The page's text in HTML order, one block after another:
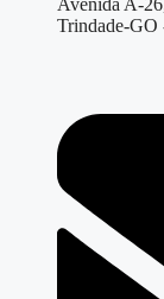
Avenida A-
Trindade-GO